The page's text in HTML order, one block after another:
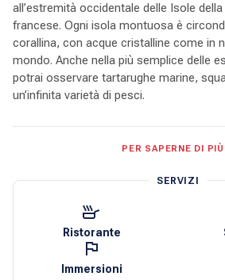
all’estremità occidentale delle Isole
francese. Ogni isola montuosa è
corallina, con acque cristalline come in
mondo. Anche nella più semplice delle
potrai osservare tartarughe marine,
un’infinita varietà di pesci.
barriera corallina. Circumnavigare
diversi giorni. Molteplici giardini di
e poco profondi, ti lasceranno senza
potrai visitare le piantagioni di vaniglia,
deliziosi e visitare piccoli negozi di
recarti agli allevamenti di perle per
di questa avventura immemorabile. Ti
PER SAPERNE DI PIÙ
SERVIZI
Ristorante
Immersioni